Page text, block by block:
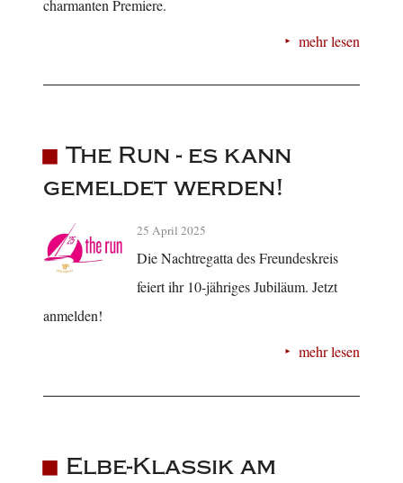
charmanten Premiere.
mehr lesen
The Run - es kann
gemeldet werden!
25 April 2025
Die Nachtregatta des Freundeskreis
feiert ihr 10-jähriges Jubiläum. Jetzt
anmelden!
mehr lesen
Elbe-Klassik am